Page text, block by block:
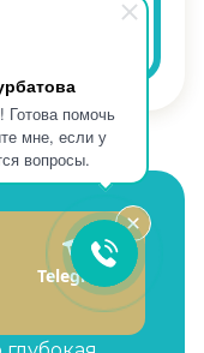
Готова помочь
мне, если у
вопросы.
Telegram